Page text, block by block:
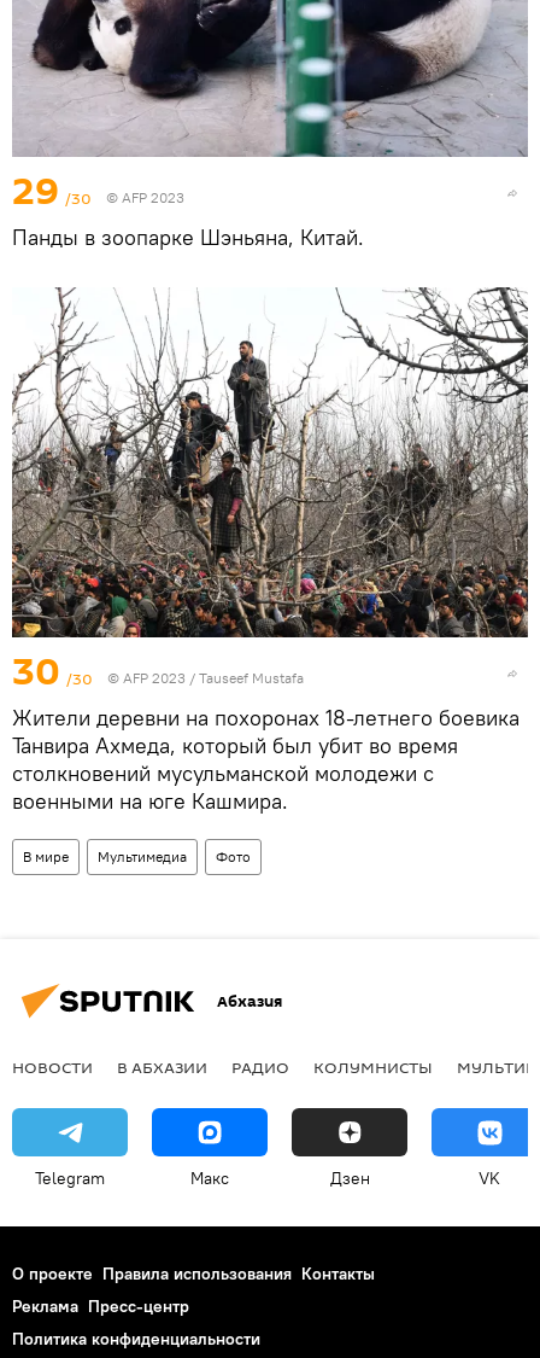
29 /30 © AFP 2023
Панды в зоопарке Шэньяна, Китай.
30 /30 © AFP 2023 / Tauseef Mustafa
Жители деревни на похоронах 18-летнего боевика
Танвира Ахмеда, который был убит во время
столкновений мусульманской молодежи с
военными на юге Кашмира.
В мире Мультимедиа Фото
Абхазия
НОВОСТИ В АБХАЗИИ РАДИО КОЛУМНИСТЫ
Telegram Макс Дзен VK
О проекте Правила использования Контакты
Реклама Пресс-центр
Политика конфиденциальности